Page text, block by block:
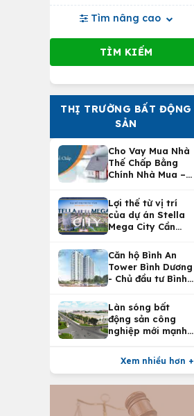
Tìm nâng cao
THỊ TRƯỜNG BẤT ĐỘNG
SẢN
Cho Vay Mua Nhà
Thế Chấp Bằng
Chính Nhà Mua –
Nhà Tại
Vietcombank
Lợi thế từ vị trí
của dự án Stella
Mega City Cần
Căn hộ Bình An
Tower Bình Dương
- Chủ đầu tư Bình
Làn sóng bất
động sản công
nghiệp mới mạnh
Xem nhiều hơn +